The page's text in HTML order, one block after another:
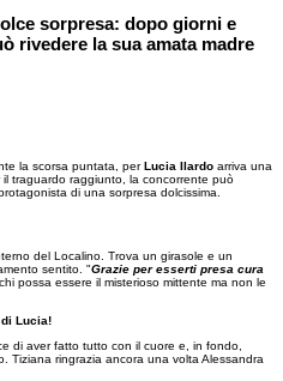
sorpresa: dopo giorni e
rivedere la sua amata madre
la scorsa puntata, perLucia Ilardo arriva una
traguardo raggiunto, la concorrente può
di una sorpresa dolcissima.
del Localino. Trova un girasole e un
sentito. "Grazie per esserti presa cura
possa essere il misterioso mittente ma non le
Lucia!
di aver fatto tutto con il cuore e, in fondo,
Tiziana ringrazia ancora una volta Alessandra